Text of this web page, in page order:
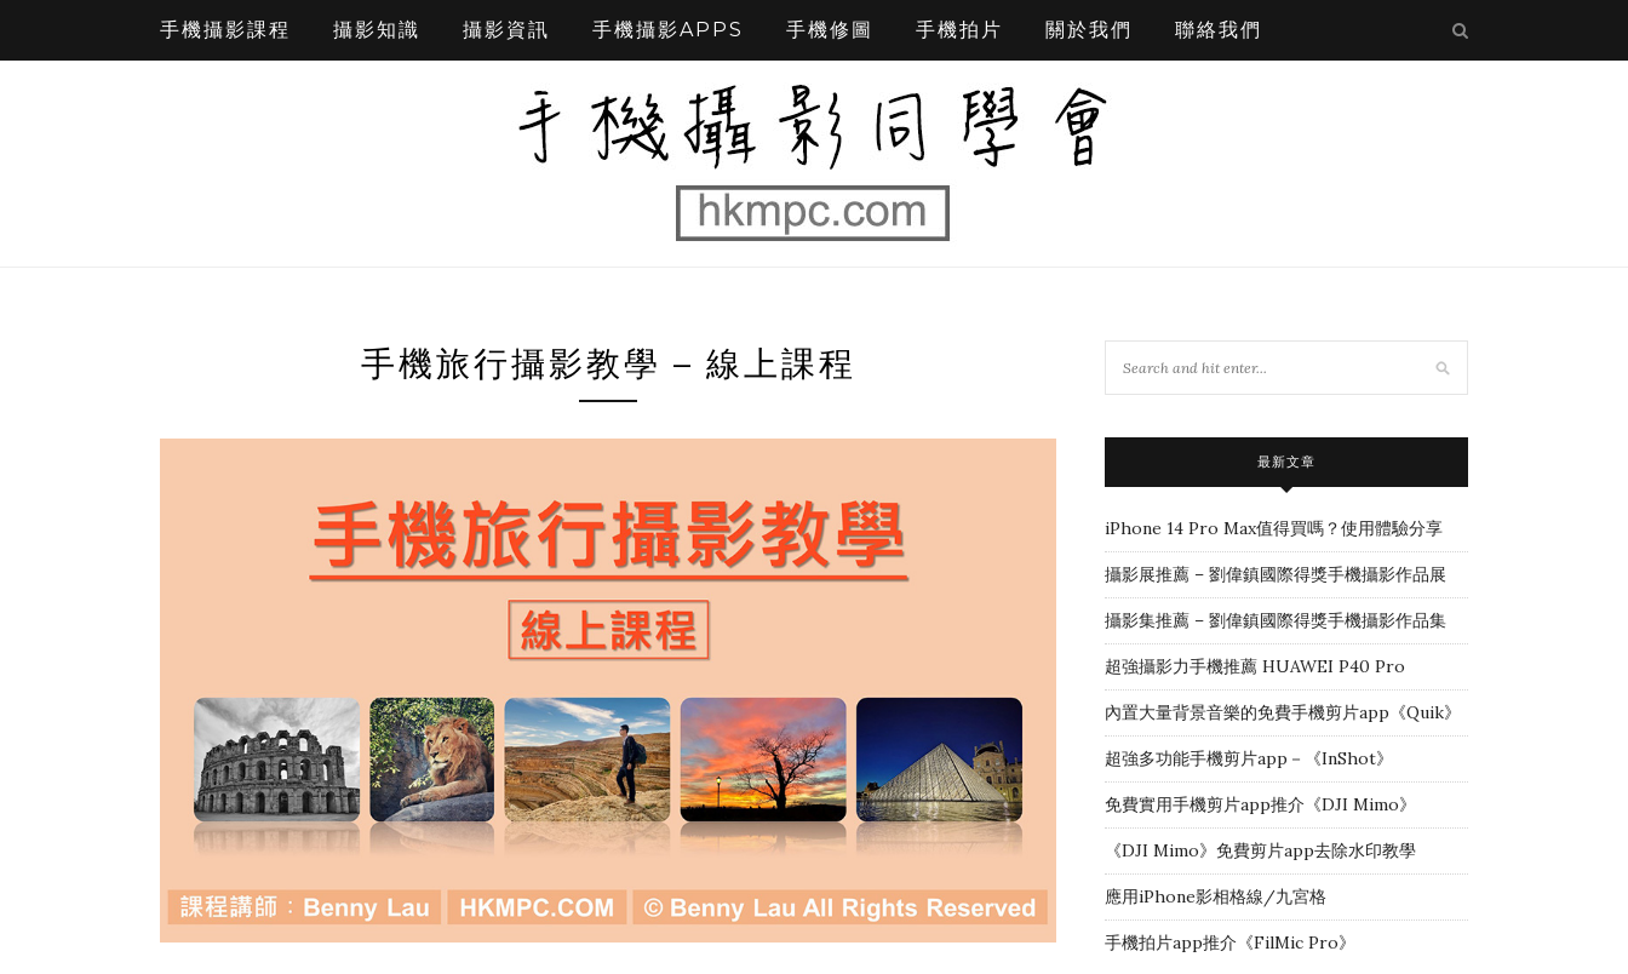
手機攝影課程 攝影知識 攝影資訊 手機攝影APPS 手機修圖 手機拍片 關於我們 聯絡我們
手機旅行攝影教學 – 線上課程
最新文章
iPhone 14 Pro Max值得買嗎？使用體驗分享
攝影展推薦 – 劉偉鎮國際得獎手機攝影作品展
攝影集推薦 – 劉偉鎮國際得獎手機攝影作品集
超強攝影力手機推薦 HUAWEI P40 Pro
內置大量背景音樂的免費手機剪片app《Quik》
超強多功能手機剪片app－《InShot》
免費實用手機剪片app推介《DJI Mimo》
《DJI Mimo》免費剪片app去除水印教學
應用iPhone影相格線/九宮格
手機拍片app推介《FilMic Pro》